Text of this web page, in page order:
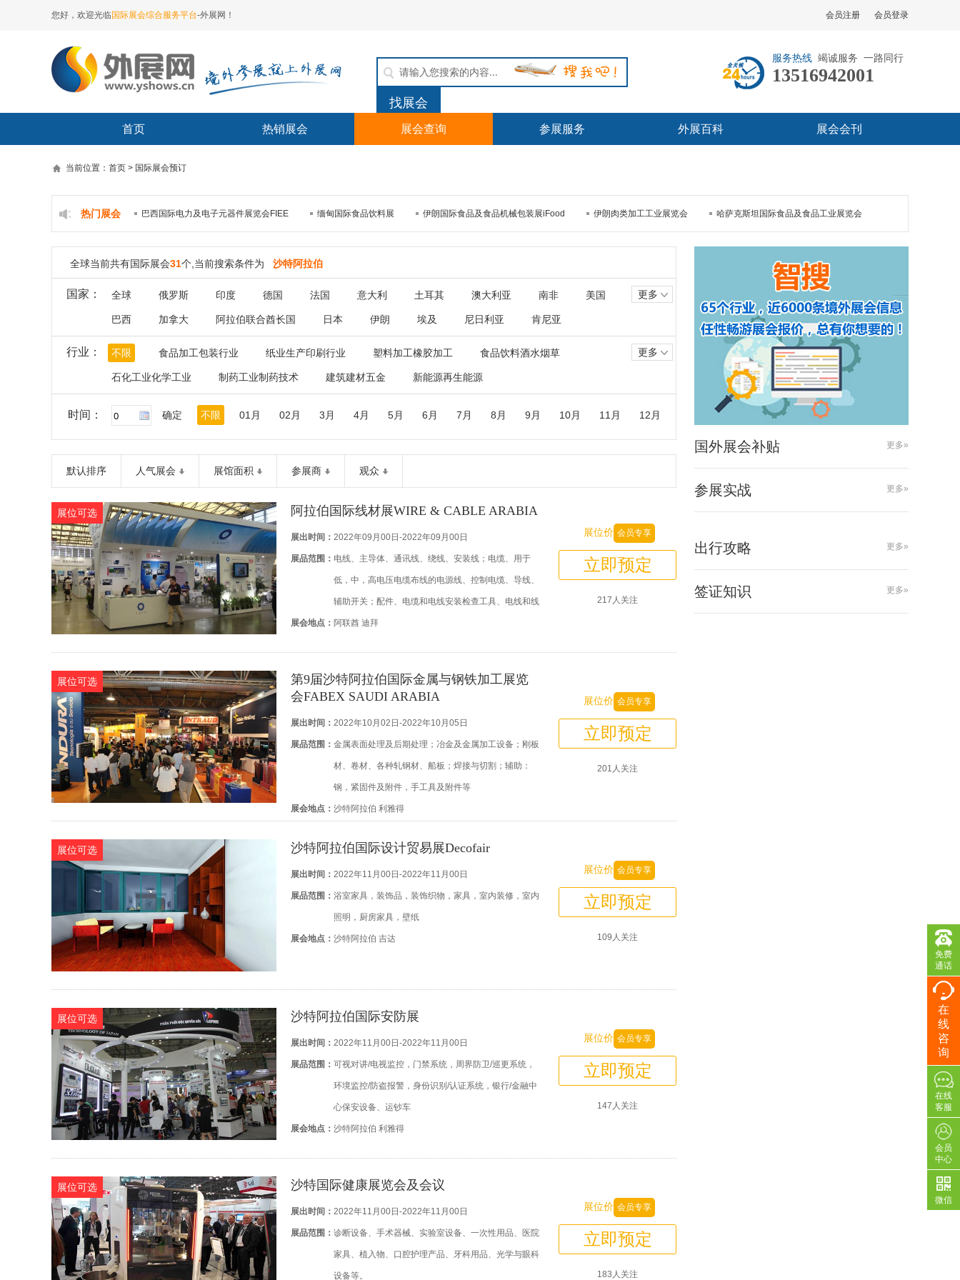
您好，欢迎光临 国际展会综合服务平台-外展网！ 会员注册 会员登录
服务热线 竭诚服务 一路同行
13516942001
首页 热销展会 展会查询 参展服务 外展百科 展会会刊
当前位置：首页 > 国际展会预订
热门展会 巴西国际电力及电子元器件展览会FIEE 缅甸国际食品饮料展 伊朗国际食品及食品机械包装展iFood 伊朗肉类加工工业展览会 哈萨克斯坦国际食品及食品工业展览会
全球当前共有国际展会31个,当前搜索条件为 沙特阿拉伯
国家： 全球 俄罗斯 印度 德国 法国 意大利 土耳其 澳大利亚 南非 美国
巴西 加拿大 阿拉伯联合酋长国 日本 伊朗 埃及 尼日利亚 肯尼亚
更多
行业： 不限 食品加工包装行业 纸业生产印刷行业 塑料加工橡胶加工 食品饮料酒水烟草
石化工业化学工业 制药工业制药技术 建筑建材五金 新能源再生能源
更多
时间： 确定 不限 01月 02月 3月 4月 5月 6月 7月 8月 9月 10月 11月 12月
默认排序 人气展会 展馆面积 参展商 观众
展位可选 阿拉伯国际线材展WIRE & CABLE ARABIA
展出时间： 2022年09月00日-2022年09月00日
展品范围： 电线、主导体、通讯线、绕线、安装线；电缆、用于
低，中，高电压电缆布线的电源线、控制电缆、导线、
辅助开关；配件、电缆和电线安装检查工具、电线和线
路测试设备等
展会地点： 阿联酋 迪拜
展位价 会员专享
立即预定
217人关注
展位可选
第9届沙特阿拉伯国际金属与钢铁加工展览
会FABEX SAUDI ARABIA
展出时间： 2022年10月02日-2022年10月05日
展品范围： 金属表面处理及后期处理；冶金及金属加工设备；刚板
材、卷材、各种轧钢材、船板；焊接与切割；辅助：
钢，紧固件及附件，手工具及附件等
展会地点： 沙特阿拉伯 利雅得
展位价 会员专享
立即预定
201人关注
展位可选 沙特阿拉伯国际设计贸易展Decofair
展出时间： 2022年11月00日-2022年11月00日
展品范围： 浴室家具，装饰品，装饰织物，家具，室内装修，室内
照明，厨房家具，壁纸
展会地点： 沙特阿拉伯 吉达
展位价 会员专享
立即预定
109人关注
展位可选 沙特阿拉伯国际安防展
展出时间： 2022年11月00日-2022年11月00日
展品范围： 可视对讲/电视监控，门禁系统，周界防卫/巡更系统，
环境监控/防盗报警，身份识别/认证系统，银行/金融中
心保安设备、运钞车
展会地点： 沙特阿拉伯 利雅得
展位价 会员专享
立即预定
147人关注
展位可选 沙特国际健康展览会及会议
展出时间： 2022年11月00日-2022年11月00日
展品范围： 诊断设备、手术器械、实验室设备、一次性用品、医院
家具、植入物、口腔护理产品、牙科用品、光学与眼科
设备等。
展位价 会员专享
立即预定
183人关注
国外展会补贴 更多»
参展实战 更多»
出行攻略 更多»
签证知识 更多»
免费
通话
在
线
咨
询
在线
客服
会员
中心
微信